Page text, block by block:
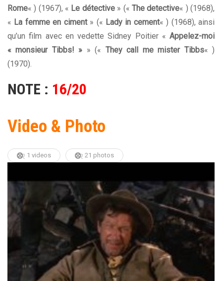
Rome« ) (1967), « Le détective» (« The detective« ) (1968),
« La femme en ciment» (« Lady in cement« ) (1968), ainsi
qu’un film avec en vedette Sidney Poitier « Appelez-moi
« monsieur Tibbs! » » (« They call me mister Tibbs« )
(1970).
NOTE : 16/20
Video & Photo
1 videos 21 photos